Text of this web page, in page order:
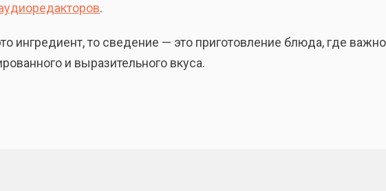
.
ингредиент, то сведение — это приготовление блюда, где
и выразительного вкуса.